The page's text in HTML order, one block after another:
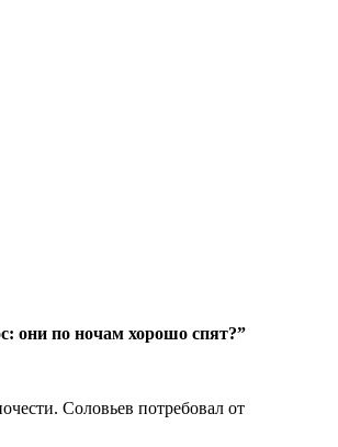
они по ночам хорошо спят?”
Соловьев потребовал от